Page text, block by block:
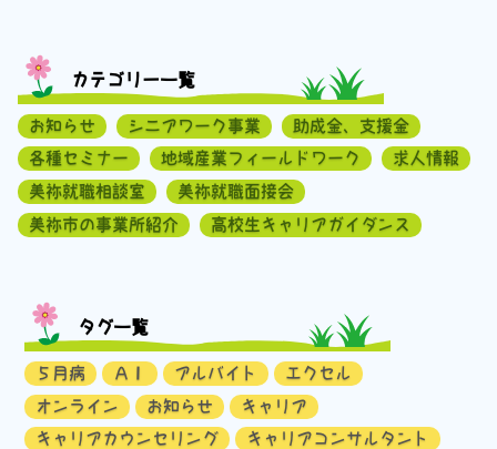
カテゴリー一覧
お知らせ シニアワーク事業
助成金、支援金
各種セミナー
地域産業フィールドワーク
求人情報
美祢就職相談室
美祢就職面接会
美祢市の事業所紹介
高校生キャリアガイダンス
タグ一覧
５月病 ＡＩ アルバイト
エクセル
オンライン
お知らせ
キャリア
キャリアカウンセリング
キャリアコンサルタント